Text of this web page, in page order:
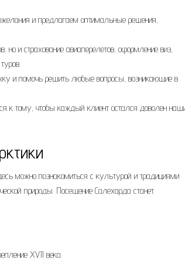
и предлагаем оптимальные решения,
и страхование авиаперелетов, оформление виз,
и помочь решить любые вопросы, возникающие в
к тому, чтобы каждый клиент остался доволен
можно познакомиться с культурой и традициями
природы. Посещение Салехарда станет
XVII века.